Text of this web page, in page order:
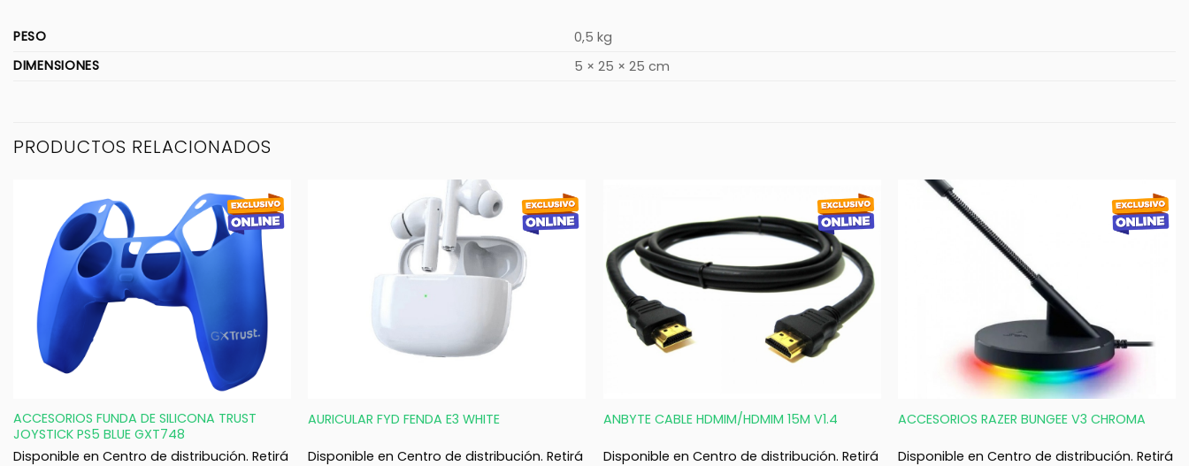
PESO
0,5 kg
DIMENSIONES
5 × 25 × 25 cm
PRODUCTOS RELACIONADOS
ACCESORIOS FUNDA DE SILICONA TRUST
JOYSTICK PS5 BLUE GXT748
Disponible en Centro de distribución. Retirá
AURICULAR FYD FENDA E3 WHITE
Disponible en Centro de distribución. Retirá
ANBYTE CABLE HDMIM/HDMIM 15M V1.4
Disponible en Centro de distribución. Retirá
ACCESORIOS RAZER BUNGEE V3 CHROMA
Disponible en Centro de distribución. Retirá